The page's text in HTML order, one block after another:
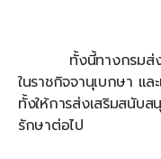
ทั้งนี้ทางกรมส่งเส
ในราชกิจจานุเบกษา แ
ทั้งให้การส่งเสริมสนับ
รักษาต่อไป